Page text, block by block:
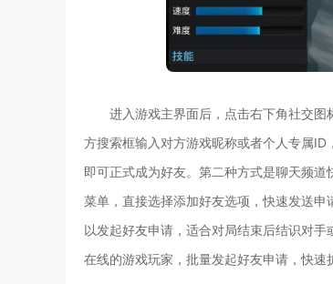
进入游戏主界面后，点击右下角社交
方搜索框输入对方游戏昵称或者个人专属
即可正式成为好友。第二种方式是聊天频
菜单，直接选择添加好友选项，快速发送
以发起好友申请，适合对局结束后结识对
在线的游戏玩家，批量发起好友申请，快速